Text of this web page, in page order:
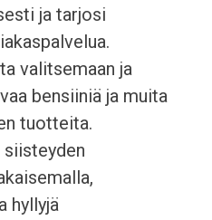
ja tarjosi
valitsemaan ja
bensiiniä ja muita
tuotteita.
hyllyjä